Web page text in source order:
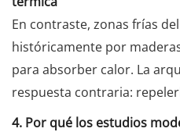
En contraste, zonas frías
históricamente por
para absorber calor. La
respuesta contraria:
4. Por qué los estudios